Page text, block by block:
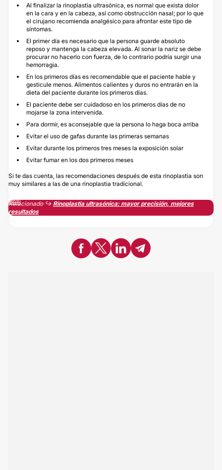
Al finalizar la rinoplastia ultrasónica, es normal que exista dolor
en la cara y en la cabeza, así como obstrucción nasal; por lo que
el cirujano recomienda analgésico para afrontar este tipo de
síntomas.
El primer día es necesario que la persona guarde absoluto
reposo y mantenga la cabeza elevada. Al sonar la nariz se debe
procurar no hacerlo con fuerza, de lo contrario podría surgir una
hemorragia.
En los primeros días es recomendable que el paciente hable y
gesticule menos. Alimentos calientes y duros no entrarán en la
dieta del paciente durante los primeros días.
El paciente debe ser cuidadoso en los primeros días de no
mojarse la zona intervenida.
Para dormir, es aconsejable que la persona lo haga boca arriba
Evitar el uso de gafas durante las primeras semanas
Evitar durante los primeros tres meses la exposición solar
Evitar fumar en los dos primeros meses
Si te das cuenta, las recomendaciones después de esta rinoplastia son
muy similares a las de una rinoplastia tradicional.
Relacionado ↪️ Rinoplastia ultrasónica: mayor precisión, mejores
resultados